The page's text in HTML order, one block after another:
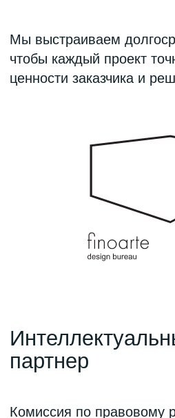
Информационные
партнеры
Аккредитация для СМИ